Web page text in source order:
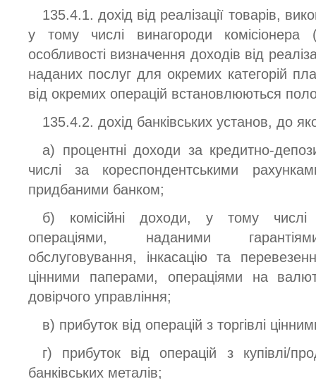
135.4.1. дохід від реалізації товарів,
у тому числі винагороди комісіонера
особливості визначення доходів від
наданих послуг для окремих категорій
від окремих операцій встановлюються
135.4.2. дохід банківських установ, до
а) процентні доходи за кредитно-
числі за кореспондентськими
придбаними банком;
б) комісійні доходи, у тому числі
операціями, наданими
обслуговування, інкасацію та
цінними паперами, операціями на
довірчого управління;
в) прибуток від операцій з торгівлі
г) прибуток від операцій з купівлі/
банківських металів;